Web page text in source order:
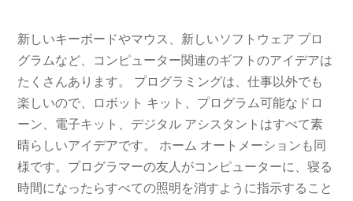
新しいキーボードやマウス、新しいソフトウェア プロ
グラムなど、コンピューター関連のギフトのアイデアは
たくさんあります。 プログラミングは、仕事以外でも
楽しいので、ロボット キット、プログラム可能なドロ
ーン、電子キット、デジタル アシスタントはすべて素
晴らしいアイデアです。 ホーム オートメーションも同
様です。プログラマーの友人がコンピューターに、寝る
時間になったらすべての照明を消すように指示すること